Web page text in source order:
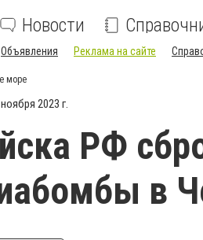
Новости
Объявления Реклама на сайте
море
2023 г.
РФ
в